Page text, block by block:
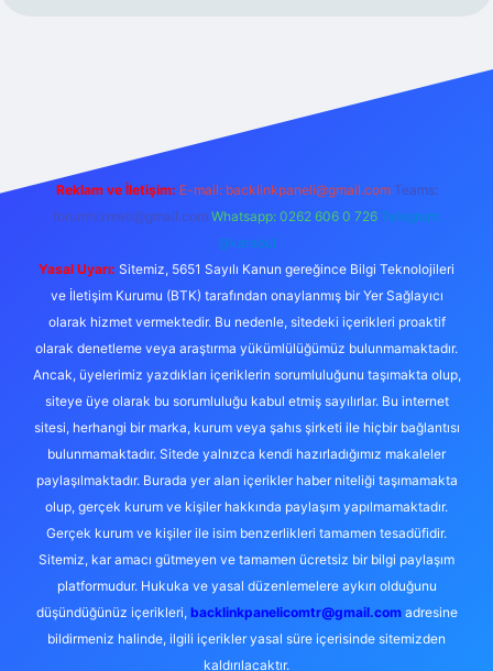
Reklam ve İletişim: E-mail: backlinkpaneli@gmail.com Teams:
forumhizmeti@gmail.com Whatsapp: 0262 606 0 726 Telegram:
@karabul
Yasal Uyarı: Sitemiz, 5651 Sayılı Kanun gereğince Bilgi Teknolojileri
ve İletişim Kurumu (BTK) tarafından onaylanmış bir Yer Sağlayıcı
olarak hizmet vermektedir. Bu nedenle, sitedeki içerikleri proaktif
olarak denetleme veya araştırma yükümlülüğümüz bulunmamaktadır.
Ancak, üyelerimiz yazdıkları içeriklerin sorumluluğunu taşımakta olup,
siteye üye olarak bu sorumluluğu kabul etmiş sayılırlar. Bu internet
sitesi, herhangi bir marka, kurum veya şahıs şirketi ile hiçbir bağlantısı
bulunmamaktadır. Sitede yalnızca kendi hazırladığımız makaleler
paylaşılmaktadır. Burada yer alan içerikler haber niteliği taşımamakta
olup, gerçek kurum ve kişiler hakkında paylaşım yapılmamaktadır.
Gerçek kurum ve kişiler ile isim benzerlikleri tamamen tesadüfidir.
Sitemiz, kar amacı gütmeyen ve tamamen ücretsiz bir bilgi paylaşım
platformudur. Hukuka ve yasal düzenlemelere aykırı olduğunu
düşündüğünüz içerikleri, backlinkpanelicomtr@gmail.comadresine
bildirmeniz halinde, ilgili içerikler yasal süre içerisinde sitemizden
kaldırılacaktır.